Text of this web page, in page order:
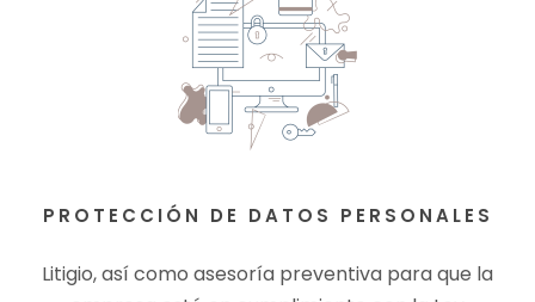
PROTECCIÓN DE DATOS PERSONALES
Litigio, así como asesoría preventiva para que la